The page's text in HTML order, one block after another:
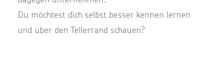
Du möchtest dich selbst besser kennen lernen
und über den Tellerrand schauen?